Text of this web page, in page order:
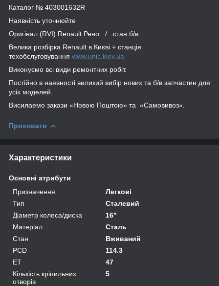
Каталог № 403001632R
Наявність уточнюйте
Оригінал (RVI) Renault Рено / стан б/в
Велика розбірка Renault в Києві + станція
техобслуговування www.unic.kiev.ua
Виконуємо всі види ремонтних робіт.
Постійно в наявності великий вибір нових та б/в запчастин для
усіх моделей.
Висилаемо закази «Новою Поштою» та «Самовивоз».
Приховати
Характеристики
Основні атрибути
Призначення
Легкові
Тип
Сталевий
Діаметр колеса/диска
16"
Матеріал
Сталь
Стан
Вживаний
PCD
114.3
ET
47
Кількість кріпильних
отворів
5